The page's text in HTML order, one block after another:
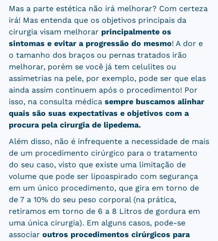
Mas a parte estética não irá melhorar? Com certeza
irá! Mas entenda que os objetivos principais da
cirurgia visam melhorar principalmente os
sintomas e evitar a progressão do mesmo! A dor e
o tamanho dos braços ou pernas tratados irão
melhorar, porém se você já tem celulites ou
assimetrias na pele, por exemplo, pode ser que elas
ainda assim continuem após o procedimento! Por
isso, na consulta médica sempre buscamos alinhar
quais são suas expectativas e objetivos com a
procura pela cirurgia de lipedema.
Além disso, não é infrequente a necessidade de mais
de um procedimento cirúrgico para o tratamento
do seu caso, visto que existe uma limitação de
volume que pode ser lipoaspirado com segurança
em um único procedimento, que gira em torno de
de 7 a 10% do seu peso corporal (na prática,
retiramos em torno de 6 a 8 Litros de gordura em
uma única cirurgia). Em alguns casos, pode-se
associar outros procedimentos cirúrgicos para